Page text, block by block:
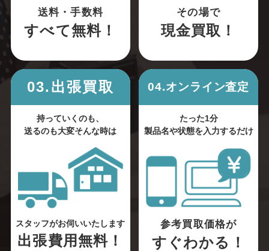
送料・手数料
すべて無料！
その場で
現金買取！
03.出張買取
持っていくのも、
送るのも大変そんな時は
スタッフがお伺いいたします
出張費用無料！
04.オンライン査定
たった1分
製品名や状態を入力するだけ
参考買取価格が
すぐわかる！